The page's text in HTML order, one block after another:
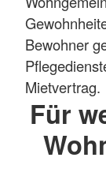
Bewohner
Mietvertrag.
Für